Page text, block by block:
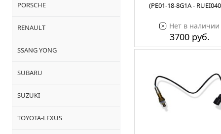
PORSCHE
RENAULT
SSANG YONG
SUBARU
SUZUKI
TOYOTA-LEXUS
(PE01-18-8G1A -
Нет в наличии
3700 руб.